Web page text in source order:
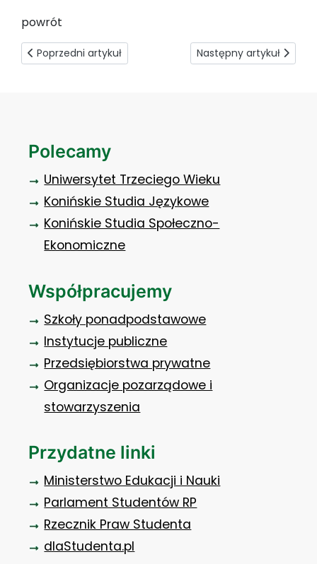
powrót
Poprzedni artykuł: Inauguracja Roku Akademickiego 2018/
Poprzedni artykuł Następny artykuł:
Następny artykuł
Polecamy
Uniwersytet Trzeciego Wieku
Konińskie Studia Językowe
Konińskie Studia Społeczno-
Ekonomiczne
Współpracujemy
Szkoły ponadpodstawowe
Instytucje publiczne
Przedsiębiorstwa prywatne
Organizacje pozarządowe i
stowarzyszenia
Przydatne linki
Ministerstwo Edukacji i Nauki
Parlament Studentów RP
Rzecznik Praw Studenta
dlaStudenta.pl